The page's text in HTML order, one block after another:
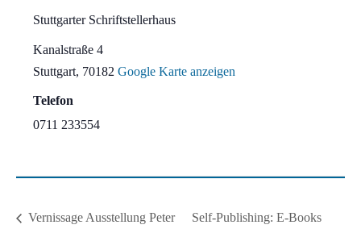
Stuttgarter Schriftstellerhaus
Kanalstraße 4
Stuttgart, 70182 Google Karte anzeigen
Telefon
0711 233554
Vernissage Ausstellung Peter
Self-Publishing: E-Books